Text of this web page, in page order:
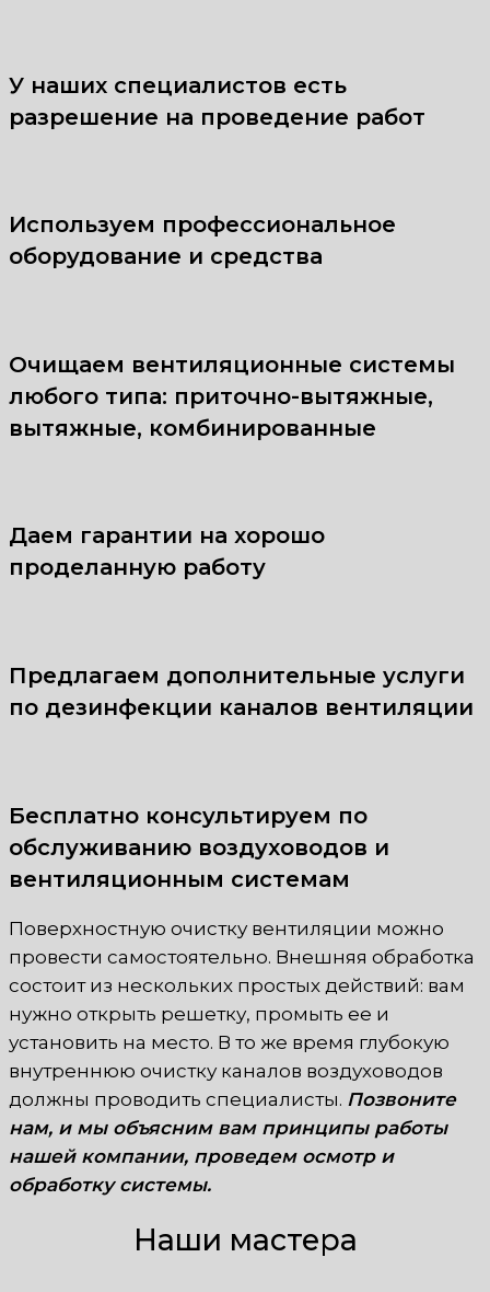
У наших специалистов есть
разрешение на проведение работ
Используем профессиональное
оборудование и средства
Очищаем вентиляционные системы
любого типа: приточно-вытяжные,
вытяжные, комбинированные
Даем гарантии на хорошо
проделанную работу
Предлагаем дополнительные услуги
по дезинфекции каналов вентиляции
Бесплатно консультируем по
обслуживанию воздуховодов и
вентиляционным системам
Поверхностную очистку вентиляции можно
провести самостоятельно. Внешняя обработка
состоит из нескольких простых действий: вам
нужно открыть решетку, промыть ее и
установить на место. В то же время глубокую
внутреннюю очистку каналов воздуховодов
должны проводить специалисты. Позвоните
нам, и мы объясним вам принципы работы
нашей компании, проведем осмотр и
обработку системы.
Наши мастера